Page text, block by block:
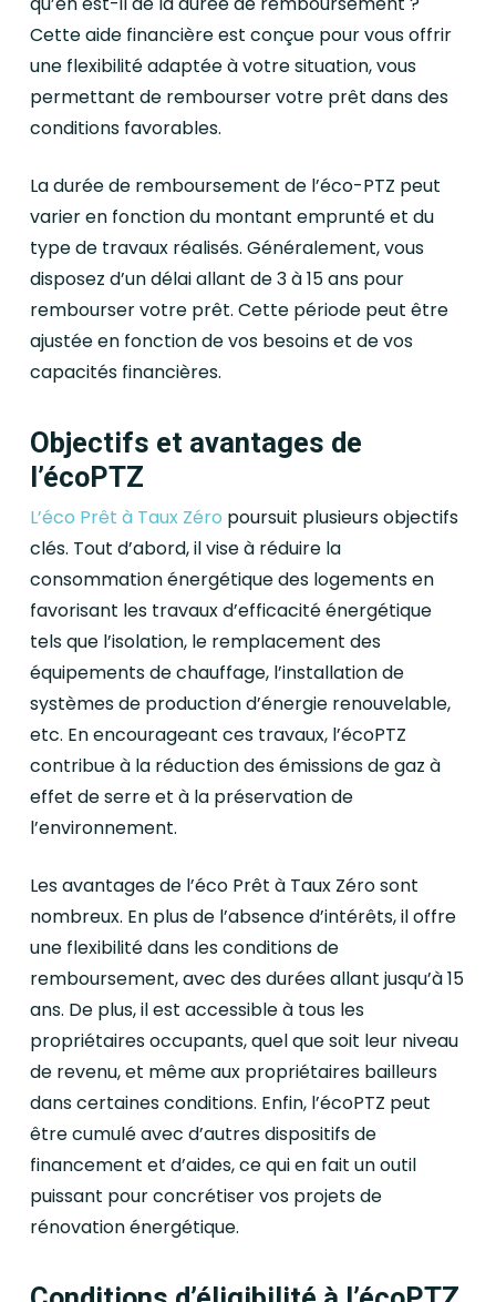
Cette aide financière est conçue pour vous offrir
une flexibilité adaptée à votre situation, vous
permettant de rembourser votre prêt dans des
conditions favorables.
La durée de remboursement de l’éco-PTZ peut
varier en fonction du montant emprunté et du
type de travaux réalisés. Généralement, vous
disposez d’un délai allant de 3 à 15 ans pour
rembourser votre prêt. Cette période peut être
ajustée en fonction de vos besoins et de vos
capacités financières.
Objectifs et avantages de
l’écoPTZ
L’éco Prêt à Taux Zéro poursuit plusieurs objectifs
clés. Tout d’abord, il vise à réduire la
consommation énergétique des logements en
favorisant les travaux d’efficacité énergétique
tels que l’isolation, le remplacement des
équipements de chauffage, l’installation de
systèmes de production d’énergie renouvelable,
etc. En encourageant ces travaux, l’écoPTZ
contribue à la réduction des émissions de gaz à
effet de serre et à la préservation de
l’environnement.
Les avantages de l’éco Prêt à Taux Zéro sont
nombreux. En plus de l’absence d’intérêts, il offre
une flexibilité dans les conditions de
remboursement, avec des durées allant jusqu’à 15
ans. De plus, il est accessible à tous les
propriétaires occupants, quel que soit leur niveau
de revenu, et même aux propriétaires bailleurs
dans certaines conditions. Enfin, l’écoPTZ peut
être cumulé avec d’autres dispositifs de
financement et d’aides, ce qui en fait un outil
puissant pour concrétiser vos projets de
rénovation énergétique.